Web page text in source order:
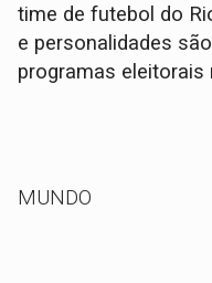
time de futebol do
e personalidades
programas eleitorais
MUNDO